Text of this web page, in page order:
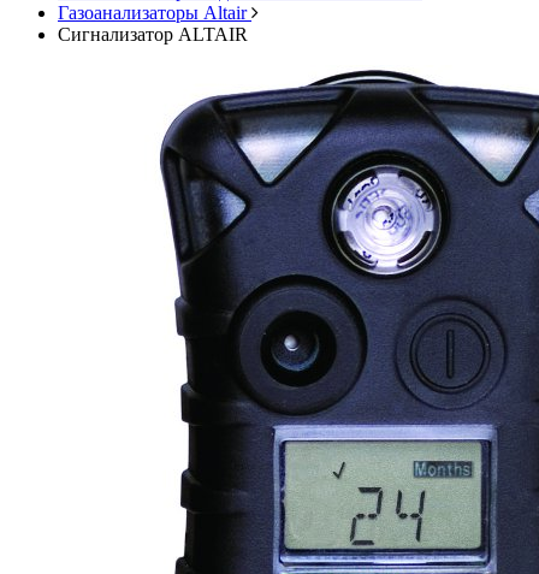
Газоанализаторы Altair
Сигнализатор ALTAIR